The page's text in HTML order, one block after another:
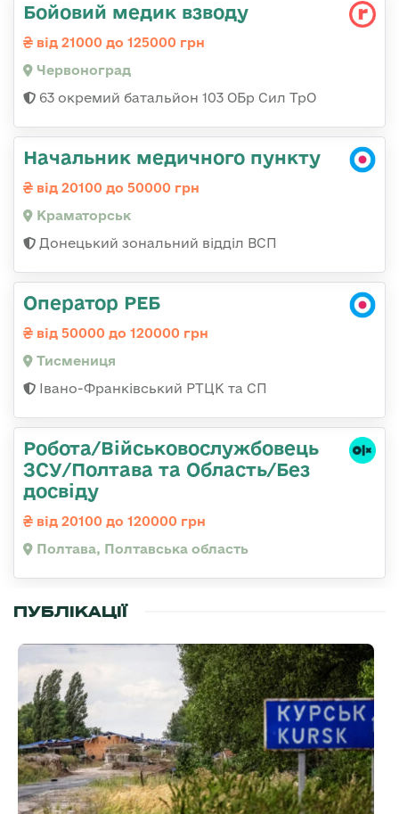
Бойовий медик взводу
від 21000 до 125000 грн
Червоноград
63 окремий батальйон 103 ОБр Сил ТрО
Начальник медичного пункту
від 20100 до 50000 грн
Краматорськ
Донецький зональний відділ ВСП
Оператор РЕБ
від 50000 до 120000 грн
Тисмениця
Івано-Франківський РТЦК та СП
Робота/Військовослужбовець
ЗСУ/Полтава та Область/Без
досвіду
від 20100 до 120000 грн
Полтава, Полтавська область
ПУБЛІКАЦІЇ